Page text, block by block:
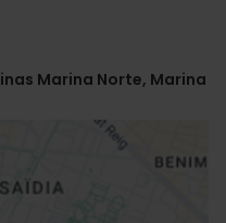
Marina Norte, Marina